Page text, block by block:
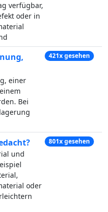
verfügbar,
oder in
einer
Bei
421x gesehen
und
oder
801x gesehen